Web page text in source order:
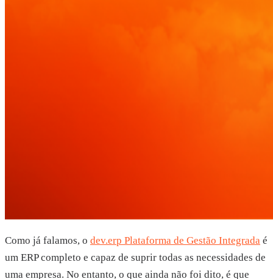
Como já falamos, o dev.erp Plataforma de Gestão Integrada é
um ERP completo e capaz de suprir todas as necessidades de
uma empresa. No entanto, o que ainda não foi dito, é que